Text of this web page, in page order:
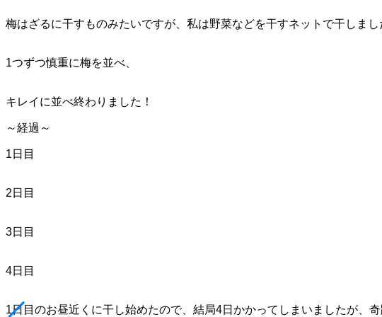
梅はざるに干すものみたいですが、私は野菜などを干すネットで干しまし
1つずつ慎重に梅を並べ、
キレイに並べ終わりました！
～経過～
1日目
2日目
3日目
4日目
1日目のお昼近くに干し始めたので、結局4日かかってしまいましたが、